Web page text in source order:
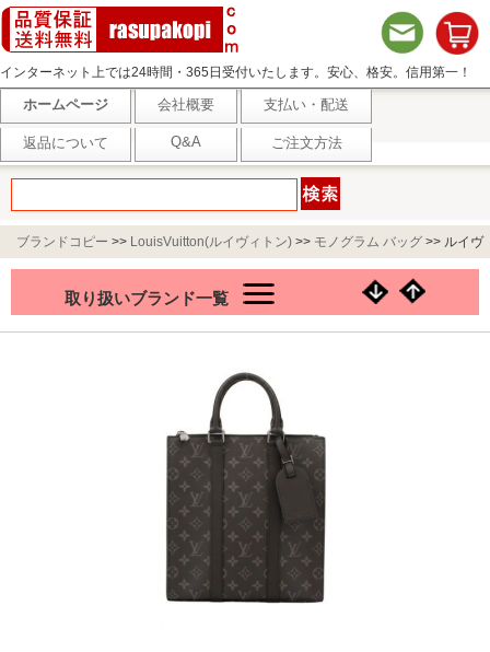
インターネット上では24時間・365日受付いたします。安心、格安。信用第一！
ホームページ 会社概要 支払い・配送
返品について Q&A ご注文方法
ブランドコピー >> LouisVuitton(ルイヴィトン) >> モノグラム バッグ >> ルイヴ
ィトン ショルダーバッグ モノグラム エクリプス サックプラ・クロス ブラック
LOUIS VUITTON M46456 メンズ
取り扱いブランド一覧